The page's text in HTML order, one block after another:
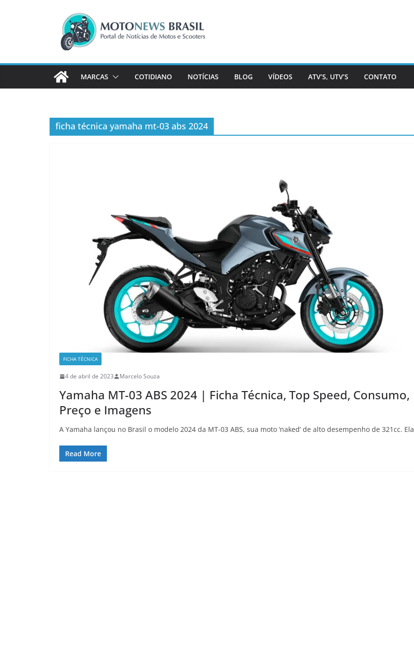
MARCAS COTIDIANO NOTÍCIAS BLOG VÍDEOS ATV’S, UTV’S CONTATO
ficha técnica yamaha mt-03 abs 2024
FICHA TÉCNICA
4 de abril de 2023 Marcelo Souza
Yamaha MT-03 ABS 2024 | Ficha Técnica, Top Speed, Consumo,
Preço e Imagens
A Yamaha lançou no Brasil o modelo 2024 da MT-03 ABS, sua moto ‘naked’ de alto desempenho de 321cc. Ela
Read More